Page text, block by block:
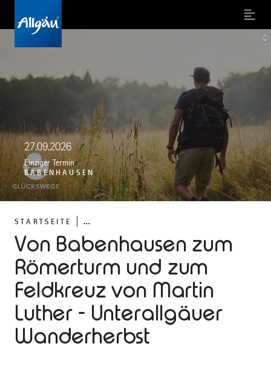
Menu
STARTSEITE ...
Von Babenhausen zum
Römerturm und zum
Feldkreuz von Martin
Luther - Unterallgäuer
Wanderherbst
27.09.2026
Einziger Termin
BABENHAUSEN
©